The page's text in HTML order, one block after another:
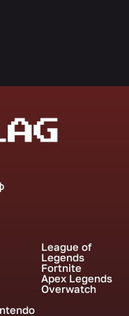
League of
Legends
Fortnite
Apex Legends
Overwatch